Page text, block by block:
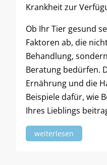
Krankheit zur
Ob Ihr Tier gesund
Faktoren ab, die
Behandlung,
Beratung bedürfen.
Ernährung und die
Beispiele dafür, wie
Ihres Lieblings
weiterlesen